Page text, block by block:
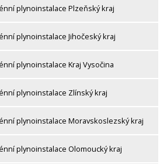
plynoinstalace Plzeňský kraj
plynoinstalace Jihočeský kraj
plynoinstalace Kraj Vysočina
plynoinstalace Zlínský kraj
plynoinstalace Moravskoslezský kraj
plynoinstalace Olomoucký kraj